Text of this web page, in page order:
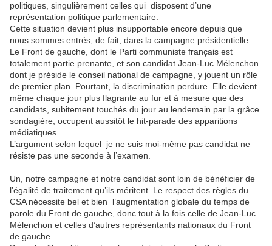
politiques, singulièrement celles qui disposent d’une
représentation politique parlementaire.
Cette situation devient plus insupportable encore depuis que
nous sommes entrés, de fait, dans la campagne présidentielle.
Le Front de gauche, dont le Parti communiste français est
totalement partie prenante, et son candidat Jean-Luc Mélenchon
dont je préside le conseil national de campagne, y jouent un rôle
de premier plan. Pourtant, la discrimination perdure. Elle devient
même chaque jour plus flagrante au fur et à mesure que des
candidats, subitement touchés du jour au lendemain par la grâce
sondagière, occupent aussitôt le hit-parade des apparitions
médiatiques.
L’argument selon lequel je ne suis moi-même pas candidat ne
résiste pas une seconde à l’examen.
Un, notre campagne et notre candidat sont loin de bénéficier de
l’égalité de traitement qu’ils méritent. Le respect des règles du
CSA nécessite bel et bien l’augmentation globale du temps de
parole du Front de gauche, donc tout à la fois celle de Jean-Luc
Mélenchon et celles d’autres représentants nationaux du Front
de gauche.